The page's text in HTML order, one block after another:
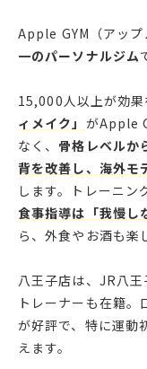
Apple GYM（アッ
一のパーソナルジム
15,000人以上が効
ィメイク」 がApple
なく、 骨格レベルか
背を改善し、海外モ
します。トレーニン
食事指導は「我慢し
ら、外食やお酒も楽
八王子店は、JR八
トレーナーも在籍
が好評で、特に運動
えます。